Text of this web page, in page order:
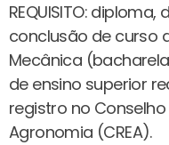
REQUISITO:
conclusão de curso
Mecânica
de ensino superior
registro no
Agronomia (CREA).